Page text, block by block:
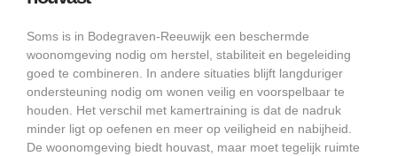
Soms is in Bodegraven-Reeuwijk een beschermde
woonomgeving nodig om herstel, stabiliteit en begeleiding
goed te combineren. In andere situaties blijft langduriger
ondersteuning nodig om wonen veilig en voorspelbaar te
houden. Het verschil met kamertraining is dat de nadruk
minder ligt op oefenen en meer op veiligheid en nabijheid.
De woonomgeving biedt houvast, maar moet tegelijk ruimte